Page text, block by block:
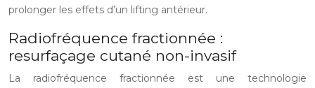
prolonger les effets d’un lifting antérieur.
Radiofréquence fractionnée :
resurfaçage cutané non-invasif
La radiofréquence fractionnée est une technologie